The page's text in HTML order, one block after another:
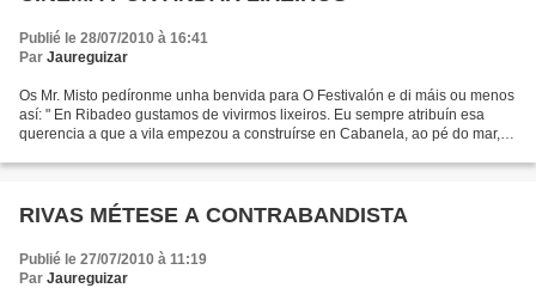
Publié le 28/07/2010 à 16:41
Par Jaureguizar
Os Mr. Misto pedíronme unha benvida para O Festivalón e di máis ou menos
así: " En Ribadeo gustamos de vivirmos lixeiros. Eu sempre atribuín esa
querencia a que a vila empezou a construírse en Cabanela, ao pé do mar,
RIVAS MÉTESE A CONTRABANDISTA
Publié le 27/07/2010 à 11:19
Par Jaureguizar